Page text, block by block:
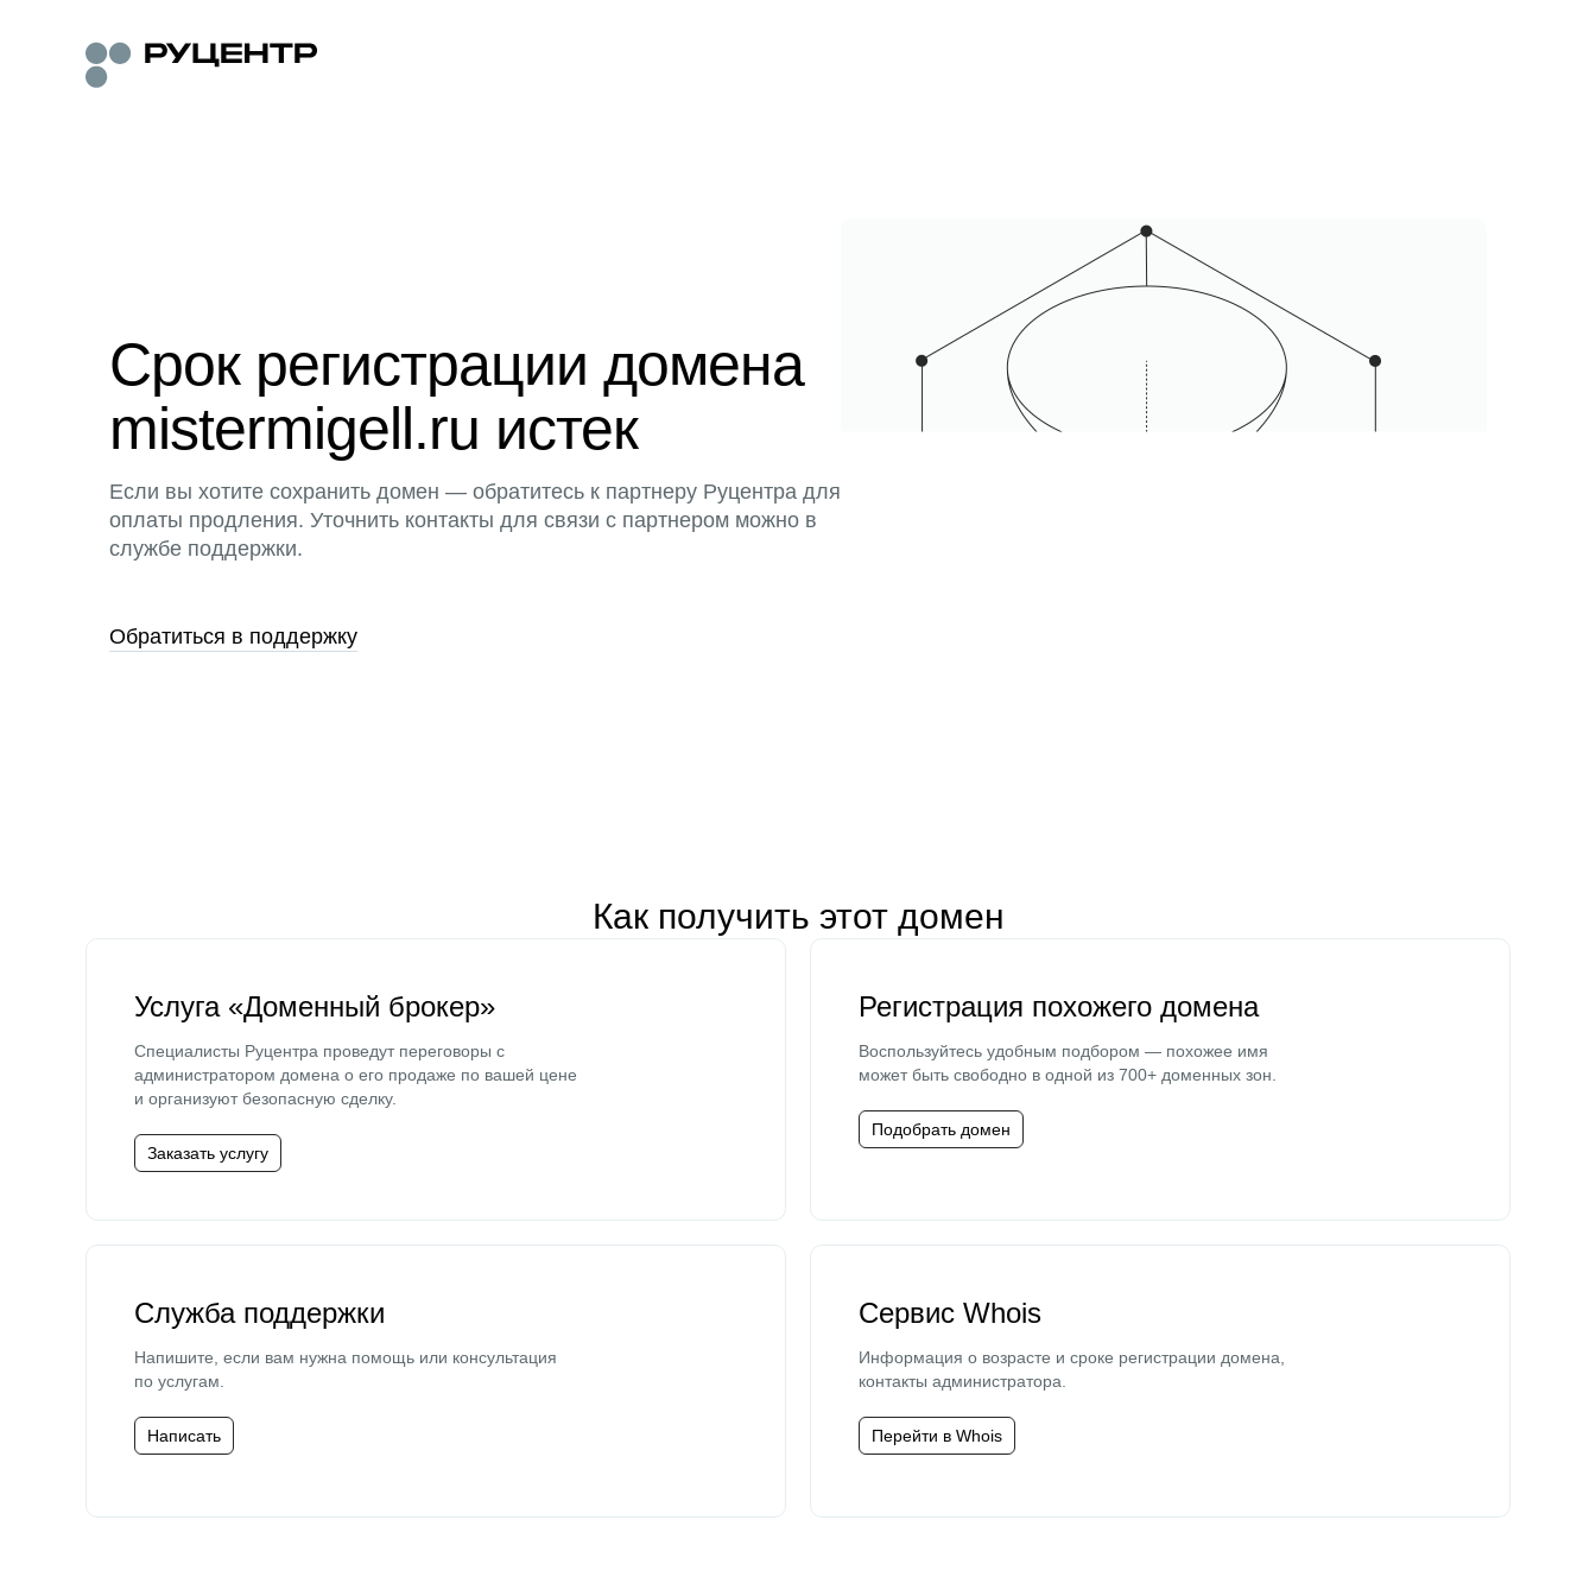
Срок регистрации домена
mistermigell.ru истек
Если вы хотите сохранить домен — обратитесь к партнеру Руцентра для
оплаты продления. Уточнить контакты для связи с партнером можно в
службе поддержки.
Обратиться в поддержку
Как получить этот домен
Услуга «Доменный брокер»
Специалисты Руцентра проведут переговоры с
администратором домена о его продаже по вашей цене
и организуют безопасную сделку.
Заказать услугу
Регистрация похожего домена
Воспользуйтесь удобным подбором — похожее имя
может быть свободно в одной из 700+ доменных зон.
Подобрать домен
Служба поддержки
Напишите, если вам нужна помощь или консультация
по услугам.
Написать
Сервис Whois
Информация о возрасте и сроке регистрации домена,
контакты администратора.
Перейти в Whois